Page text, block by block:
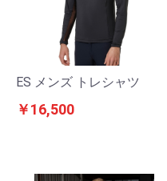
ES メンズ トレシャツ
￥16,500